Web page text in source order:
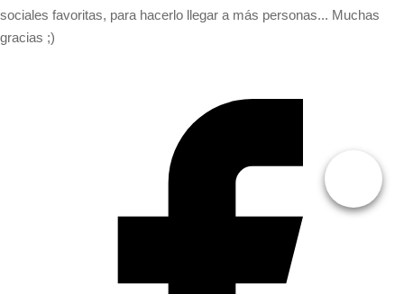
sociales favoritas, para hacerlo llegar a más personas... Muchas
gracias ;)